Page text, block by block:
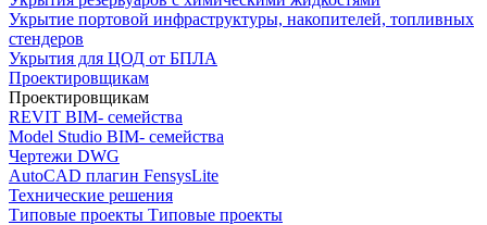
Укрытие портовой инфраструктуры, накопителей, топливных
стендеров
Укрытия для ЦОД от БПЛА
Проектировщикам
Проектировщикам
REVIT BIM- семейства
Model Studio BIM- семейства
Чертежи DWG
AutoCAD плагин FensysLite
Технические решения
Типовые проекты Типовые проекты